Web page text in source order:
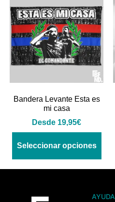
Bandera Levante Esta es
mi casa
Desde 19,95€
Seleccionar opciones
AYUDA